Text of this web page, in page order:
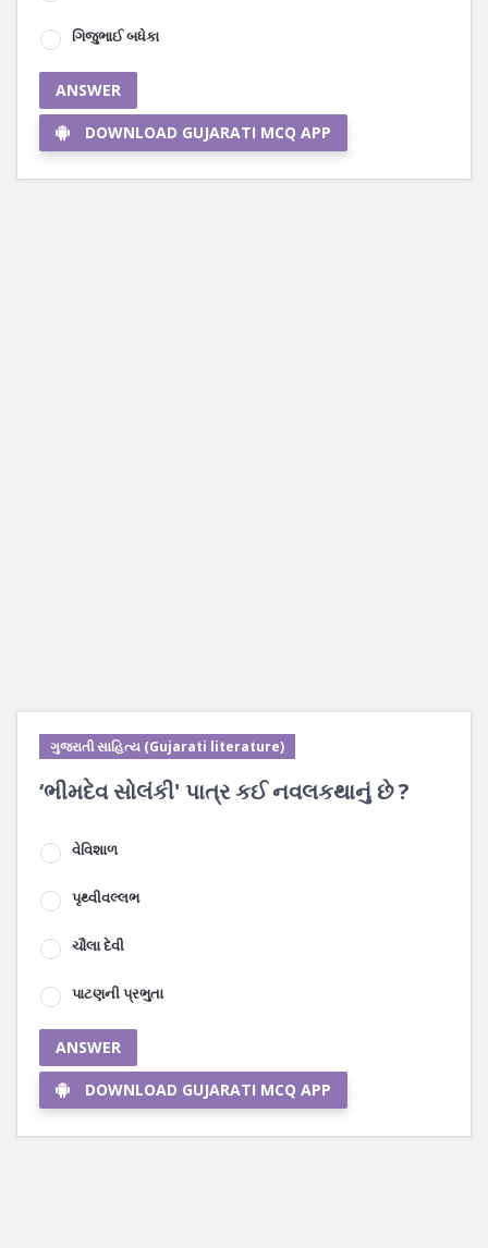
ગિજુભાઈ બધેકા
ANSWER
DOWNLOAD GUJARATI MCQ APP
ગુજરાતી સાહિત્ય (Gujarati literature)
‘ભીમદેવ સોલંકી' પાત્ર કઈ નવલકથાનું છે ?
વેવિશાળ
પૃથ્વીવલ્લભ
ચૌલા દેવી
પાટણની પ્રભુતા
ANSWER
DOWNLOAD GUJARATI MCQ APP